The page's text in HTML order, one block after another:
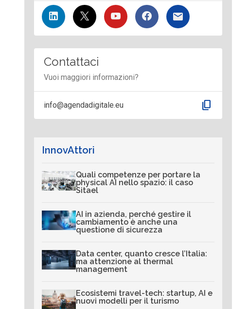
Contattaci
Vuoi maggiori informazioni?
info@agendadigitale.eu content_copy
InnovAttori
Quali competenze per portare la
physical AI nello spazio: il caso
Sitael
AI in azienda, perché gestire il
cambiamento è anche una
questione di sicurezza
Data center, quanto cresce l’Italia:
ma attenzione al thermal
management
Ecosistemi travel-tech: startup, AI e
nuovi modelli per il turismo